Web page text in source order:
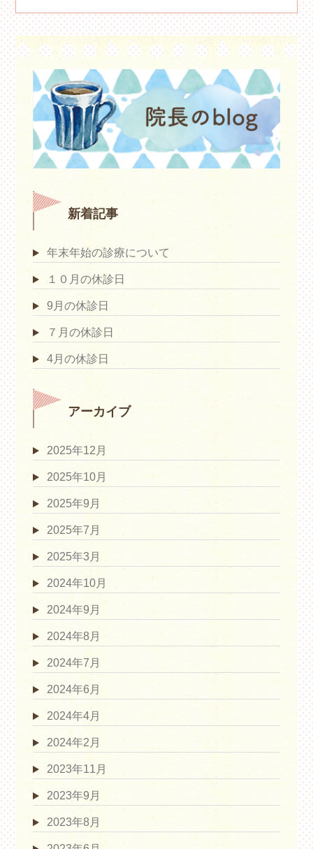
新着記事
年末年始の診療について
１０月の休診日
9月の休診日
７月の休診日
4月の休診日
アーカイブ
2025年12月
2025年10月
2025年9月
2025年7月
2025年3月
2024年10月
2024年9月
2024年8月
2024年7月
2024年6月
2024年4月
2024年2月
2023年11月
2023年9月
2023年8月